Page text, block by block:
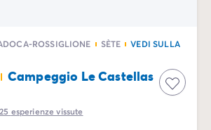
ROSSIGLIONE SÈTE
VEDI SULLA
Campeggio Le Castellas
esperienze vissute